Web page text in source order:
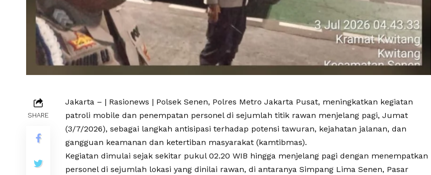
SHARE
Jakarta – | Rasionews | Polsek Senen, Polres Metro Jakarta Pusat, meningkatkan kegiatan
patroli mobile dan penempatan personel di sejumlah titik rawan menjelang pagi, Jumat
(3/7/2026), sebagai langkah antisipasi terhadap potensi tawuran, kejahatan jalanan, dan
gangguan keamanan dan ketertiban masyarakat (kamtibmas).
Kegiatan dimulai sejak sekitar pukul 02.20 WIB hingga menjelang pagi dengan menempatkan
personel di sejumlah lokasi yang dinilai rawan, di antaranya Simpang Lima Senen, Pasar